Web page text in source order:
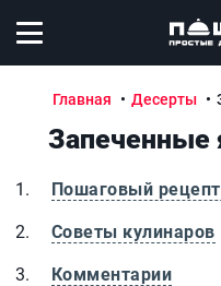
Открыть меню
Главная Десерты
Запеченные
Пошаговый
Советы кулинаров
Комментарии